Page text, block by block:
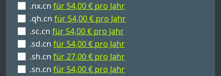
.nx.cn für 54,00 € pro Jahr
.qh.cn für 54,00 € pro Jahr
.sc.cn für 54,00 € pro Jahr
.sd.cn für 54,00 € pro Jahr
.sh.cn für 27,00 € pro Jahr
.sn.cn für 54,00 € pro Jahr